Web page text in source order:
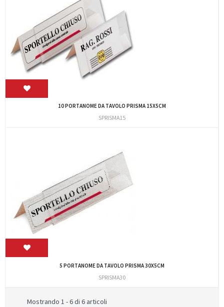
10 PORTANOME DA TAVOLO PRISMA 15X5CM
SPRISMA15
5 PORTANOME DA TAVOLO PRISMA 30X5CM
SPRISMA30
Mostrando 1 - 6 di 6 articoli